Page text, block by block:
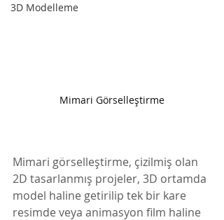
3D Modelleme
Mimari Görselleştirme
Mimari görselleştirme, çizilmiş olan
2D tasarlanmış projeler, 3D ortamda
model haline getirilip tek bir kare
resimde veya animasyon film haline